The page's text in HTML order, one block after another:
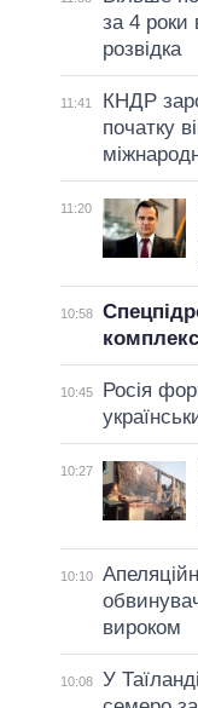
за 4 роки
розвідка
11:41
КНДР
початку
11:20
10:58
10:45
Росія
10:27
10:10
вироком
10:08
У